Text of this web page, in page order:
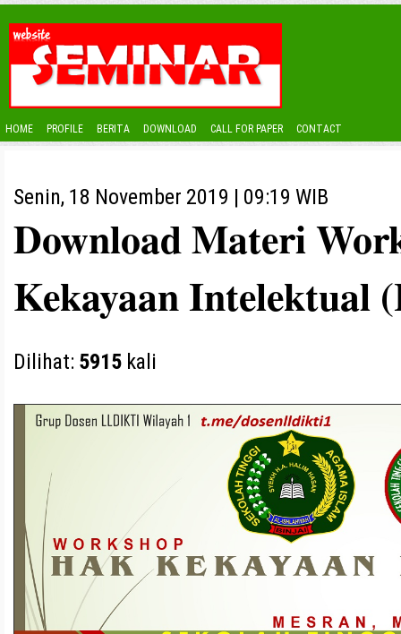
HOME PROFILE BERITA DOWNLOAD CALL FOR PAPER CONTACT
Senin, 18 November 2019 | 09:19 WIB
Download Materi
Kekayaan Intelektual
Dilihat: 5915 kali